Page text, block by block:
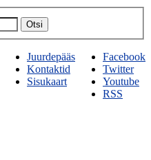
Otsi
Facebook
Twitter
Youtube
RSS
Juurdepääs
Kontaktid
Sisukaart